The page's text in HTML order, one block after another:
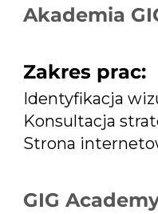
Akademia
Zakres prac:
Identyfikacja
Konsultacja
Strona
GIG